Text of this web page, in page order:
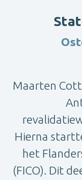
Maarten
Hierna
het
(FICO). Dit